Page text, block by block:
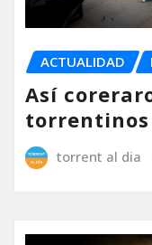
ACTUALIDAD
Así
torrentinos
torrent al dia